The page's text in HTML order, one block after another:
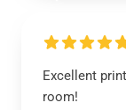
Excellent
room!